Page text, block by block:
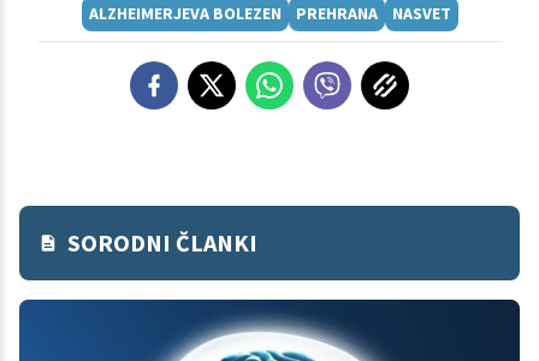
ALZHEIMERJEVA BOLEZEN PREHRANA NASVET
SORODNI ČLANKI